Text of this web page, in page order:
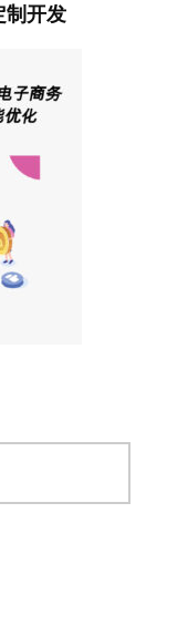
制开发